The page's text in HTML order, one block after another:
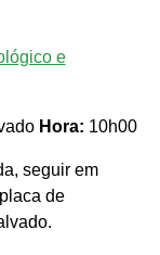
e
Hora: 10h00
seguir em
de